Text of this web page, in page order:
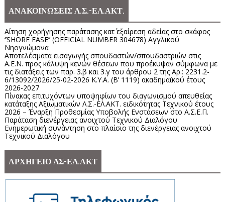
ΑΝΑΚΟΙΝΩΣΕΙΣ Λ.Σ.-ΕΛ.ΑΚΤ.
Αίτηση χορήγησης παράτασης κατ΄ εξαίρεση αδείας στο σκάφος
‘’SHORE EASE’’ (OFFICIAL NUMBER 304678) Αγγλικού
Νηογνώμονα
Αποτελέσματα εισαγωγής σπουδαστών/σπουδαστριών στις
Α.Ε.Ν. προς κάλυψη κενών θέσεων που προέκυψαν σύμφωνα με
τις διατάξεις των παρ. 3.β και 3.γ του άρθρου 2 της Αρ.: 2231.2-
6/13092/2026/25-02-2026 Κ.Υ.Α. (Β’ 1119) ακαδημαϊκού έτους
2026-2027
Πίνακας επιτυχόντων υποψηφίων του διαγωνισμού απευθείας
κατάταξης Αξιωματικών Λ.Σ.-ΕΛ.ΑΚΤ. ειδικότητας Τεχνικού έτους
2026 – Έναρξη Προθεσμίας Υποβολής Ενστάσεων στο Α.Σ.Ε.Π.
Παράταση διενέργειας ανοιχτού Τεχνικού Διαλόγου
Ενημερωτική συνάντηση στο πλαίσιο της διενέργειας ανοιχτού
Τεχνικού Διαλόγου
ΑΡΧΗΓΕΙΟ ΛΣ-ΕΛ.ΑΚΤ